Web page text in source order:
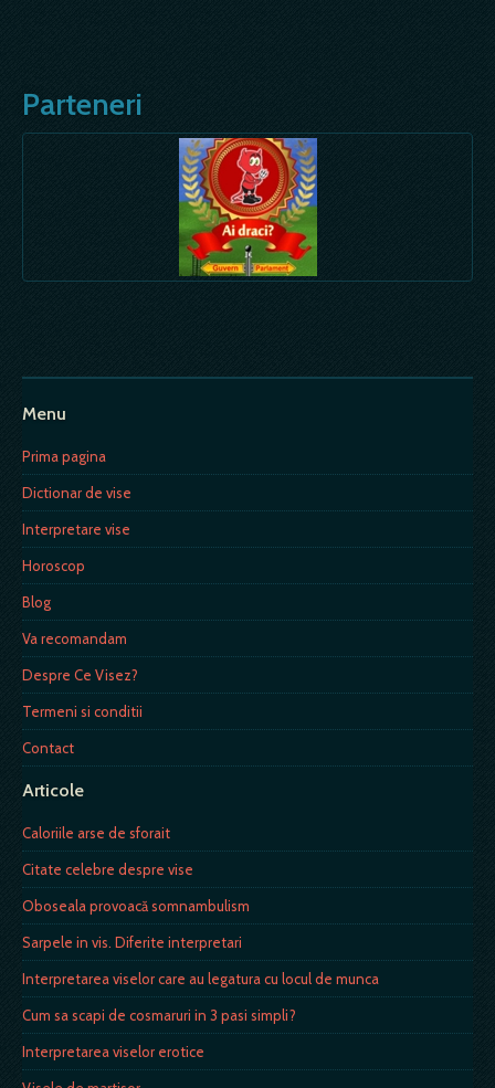
Parteneri
Menu
Prima pagina
Dictionar de vise
Interpretare vise
Horoscop
Blog
Va recomandam
Despre Ce Visez?
Termeni si conditii
Contact
Articole
Caloriile arse de sforait
Citate celebre despre vise
Oboseala provoacă somnambulism
Sarpele in vis. Diferite interpretari
Interpretarea viselor care au legatura cu locul de munca
Cum sa scapi de cosmaruri in 3 pasi simpli?
Interpretarea viselor erotice